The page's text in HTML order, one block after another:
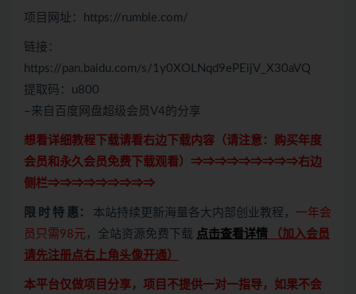
项目网址：https://rumble.com/
链接：
https://pan.baidu.com/s/1y0XOLNqd9ePEijV_X30aVQ
提取码：u800
–来自百度网盘超级会员V4的分享
想看详细教程下载请看右边下载内容（请注意： 购买年度
会员和永久会员免费下载观看）⇒⇒⇒⇒⇒⇒⇒⇒⇒右边
侧栏⇒⇒⇒⇒⇒⇒⇒⇒⇒
限 时 特 惠： 本站持续更新海量各大内部创业教程， 一年会
员只需98元 ，全站资源免费下载 点击查看详情 （加入会员
请先注册点右上角头像开通）
本平台仅做项目分享，项目不提供一对一指导，如果不会